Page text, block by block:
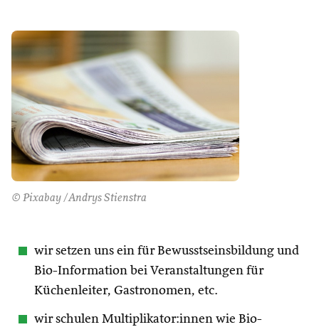
© Pixabay /Andrys Stienstra
wir setzen uns ein für Bewusstseinsbildung und
Bio-Information bei Veranstaltungen für
Küchenleiter, Gastronomen, etc.
wir schulen Multiplikator:innen wie Bio-